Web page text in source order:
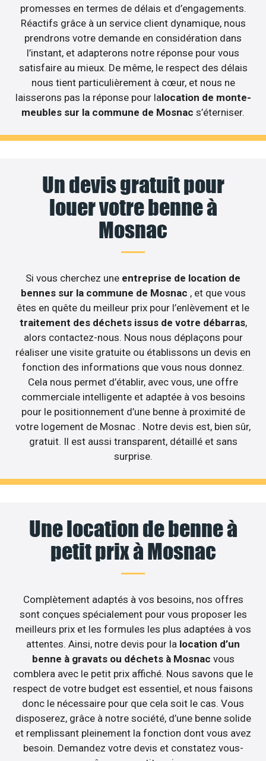
promesses en termes de délais et d’engagements.
Réactifs grâce à un service client dynamique, nous
prendrons votre demande en considération dans
l’instant, et adapterons notre réponse pour vous
satisfaire au mieux. De même, le respect des délais
nous tient particulièrement à cœur, et nous ne
laisserons pas la réponse pour lalocation de monte-
meubles sur la commune de Mosnac s’éterniser.
Un devis gratuit pour
louer votre benne à
Mosnac
Si vous cherchez une entreprise de location de
bennes sur la commune de Mosnac , et que vous
êtes en quête du meilleur prix pour l’enlèvement et le
traitement des déchets issus de votre débarras,
alors contactez-nous. Nous nous déplaçons pour
réaliser une visite gratuite ou établissons un devis en
fonction des informations que vous nous donnez.
Cela nous permet d’établir, avec vous, une offre
commerciale intelligente et adaptée à vos besoins
pour le positionnement d’une benne à proximité de
votre logement de Mosnac . Notre devis est, bien sûr,
gratuit. Il est aussi transparent, détaillé et sans
surprise.
Une location de benne à
petit prix à Mosnac
Complètement adaptés à vos besoins, nos offres
sont conçues spécialement pour vous proposer les
meilleurs prix et les formules les plus adaptées à vos
attentes. Ainsi, notre devis pour la location d’un
benne à gravats ou déchets à Mosnac vous
comblera avec le petit prix affiché. Nous savons que le
respect de votre budget est essentiel, et nous faisons
donc le nécessaire pour que cela soit le cas. Vous
disposerez, grâce à notre société, d’une benne solide
et remplissant pleinement la fonction dont vous avez
besoin. Demandez votre devis et constatez vous-